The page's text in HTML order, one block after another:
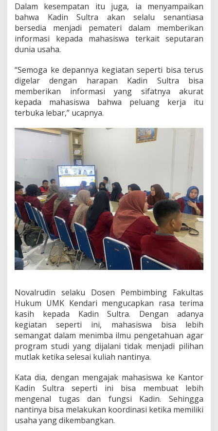
Dalam kesempatan itu juga, ia menyampaikan
bahwa Kadin Sultra akan selalu senantiasa
bersedia menjadi pemateri dalam memberikan
informasi kepada mahasiswa terkait seputaran
dunia usaha.
“Semoga ke depannya kegiatan seperti bisa terus
digelar dengan harapan Kadin Sultra bisa
memberikan informasi yang sifatnya akurat
kepada mahasiswa bahwa peluang kerja itu
terbuka lebar,” ucapnya.
Novalrudin selaku Dosen Pembimbing Fakultas
Hukum UMK Kendari mengucapkan rasa terima
kasih kepada Kadin Sultra. Dengan adanya
kegiatan seperti ini, mahasiswa bisa lebih
semangat dalam menimba ilmu pengetahuan agar
program studi yang dijalani tidak menjadi pilihan
mutlak ketika selesai kuliah nantinya.
Kata dia, dengan mengajak mahasiswa ke Kantor
Kadin Sultra seperti ini bisa membuat lebih
mengenal tugas dan fungsi Kadin. Sehingga
nantinya bisa melakukan koordinasi ketika memiliki
usaha yang dikembangkan.